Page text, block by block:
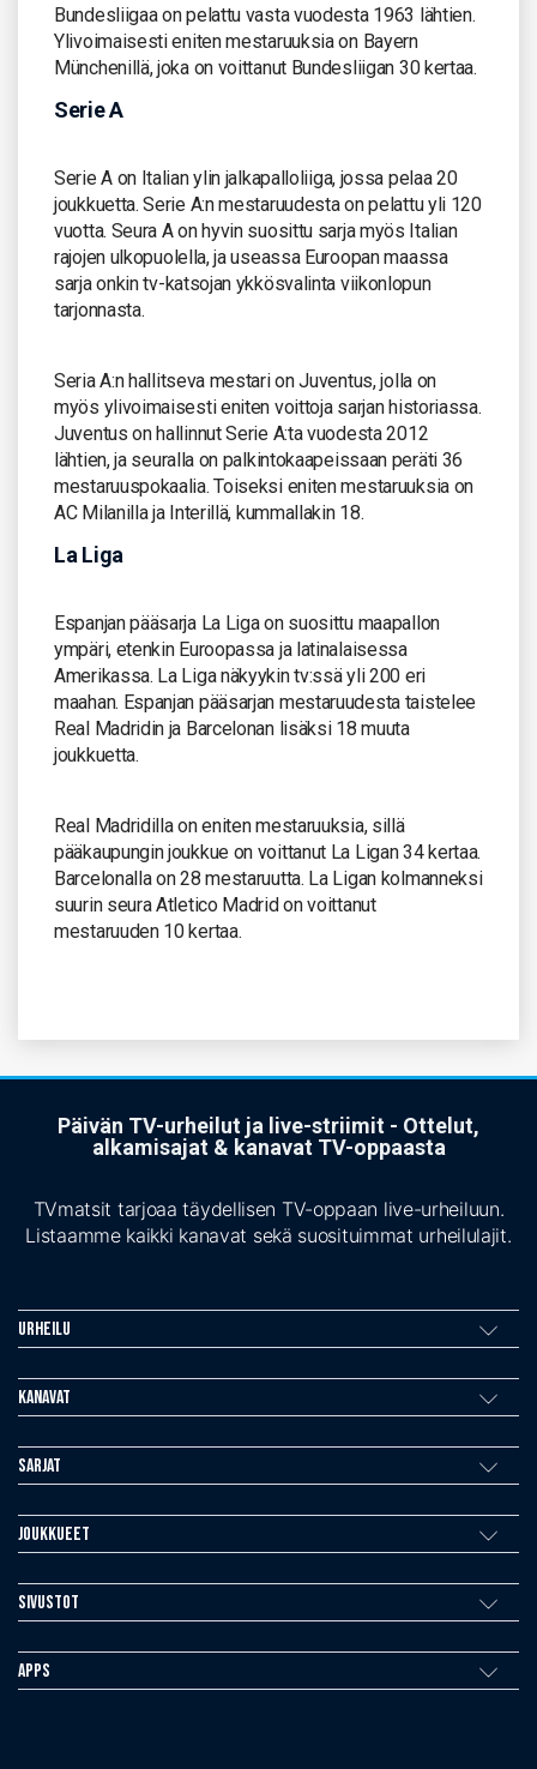
Bundesliigaa on pelattu vasta vuodesta 1963 lähtien.
Ylivoimaisesti eniten mestaruuksia on Bayern
Münchenillä, joka on voittanut Bundesliigan 30 kertaa.
Serie A
Serie A on Italian ylin jalkapalloliiga, jossa pelaa 20
joukkuetta. Serie A:n mestaruudesta on pelattu yli 120
vuotta. Seura A on hyvin suosittu sarja myös Italian
rajojen ulkopuolella, ja useassa Euroopan maassa
sarja onkin tv-katsojan ykkösvalinta viikonlopun
tarjonnasta.
Seria A:n hallitseva mestari on Juventus, jolla on
myös ylivoimaisesti eniten voittoja sarjan historiassa.
Juventus on hallinnut Serie A:ta vuodesta 2012
lähtien, ja seuralla on palkintokaapeissaan peräti 36
mestaruuspokaalia. Toiseksi eniten mestaruuksia on
AC Milanilla ja Interillä, kummallakin 18.
La Liga
Espanjan pääsarja La Liga on suosittu maapallon
ympäri, etenkin Euroopassa ja latinalaisessa
Amerikassa. La Liga näkyykin tv:ssä yli 200 eri
maahan. Espanjan pääsarjan mestaruudesta taistelee
Real Madridin ja Barcelonan lisäksi 18 muuta
joukkuetta.
Real Madridilla on eniten mestaruuksia, sillä
pääkaupungin joukkue on voittanut La Ligan 34 kertaa.
Barcelonalla on 28 mestaruutta. La Ligan kolmanneksi
suurin seura Atletico Madrid on voittanut
mestaruuden 10 kertaa.
Päivän TV-urheilut ja live-striimit - Ottelut,
alkamisajat & kanavat TV-oppaasta
TVmatsit tarjoaa täydellisen TV-oppaan live-urheiluun.
Listaamme kaikki kanavat sekä suosituimmat urheilulajit.
Urheilu
Kanavat
Sarjat
Joukkueet
Sivustot
Apps